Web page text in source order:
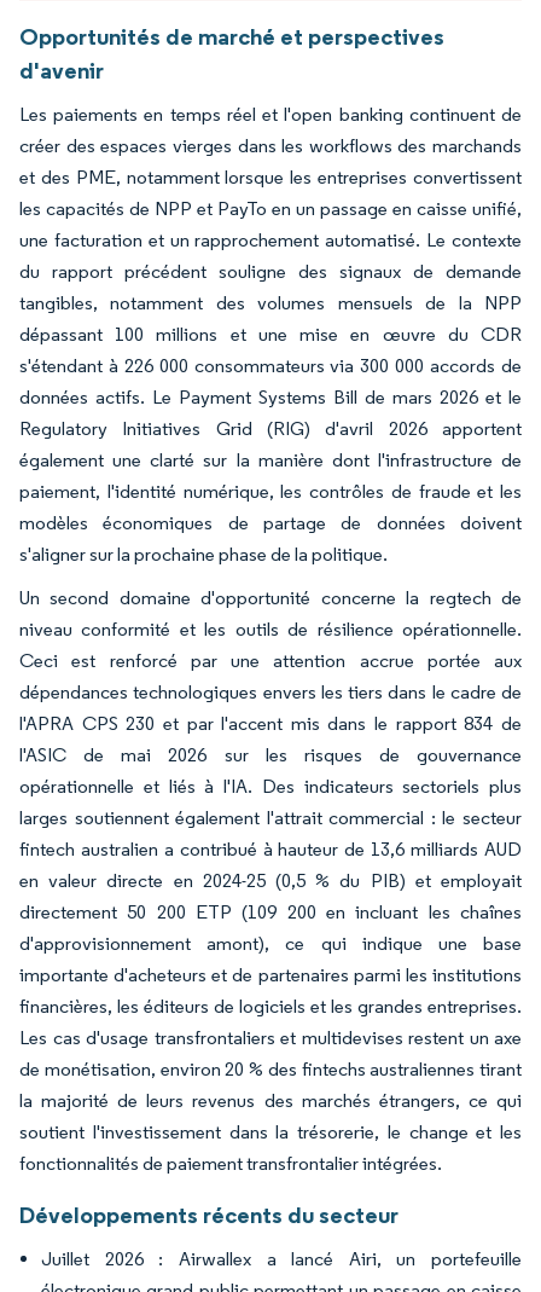
Opportunités de marché et perspectives
d'avenir
Les paiements en temps réel et l'open banking continuent de
créer des espaces vierges dans les workflows des marchands
et des PME, notamment lorsque les entreprises convertissent
les capacités de NPP et PayTo en un passage en caisse unifié,
une facturation et un rapprochement automatisé. Le contexte
du rapport précédent souligne des signaux de demande
tangibles, notamment des volumes mensuels de la NPP
dépassant 100 millions et une mise en œuvre du CDR
s'étendant à 226 000 consommateurs via 300 000 accords de
données actifs. Le Payment Systems Bill de mars 2026 et le
Regulatory Initiatives Grid (RIG) d'avril 2026 apportent
également une clarté sur la manière dont l'infrastructure de
paiement, l'identité numérique, les contrôles de fraude et les
modèles économiques de partage de données doivent
s'aligner sur la prochaine phase de la politique.
Un second domaine d'opportunité concerne la regtech de
niveau conformité et les outils de résilience opérationnelle.
Ceci est renforcé par une attention accrue portée aux
dépendances technologiques envers les tiers dans le cadre de
l'APRA CPS 230 et par l'accent mis dans le rapport 834 de
l'ASIC de mai 2026 sur les risques de gouvernance
opérationnelle et liés à l'IA. Des indicateurs sectoriels plus
larges soutiennent également l'attrait commercial : le secteur
fintech australien a contribué à hauteur de 13,6 milliards AUD
en valeur directe en 2024-25 (0,5 % du PIB) et employait
directement 50 200 ETP (109 200 en incluant les chaînes
d'approvisionnement amont), ce qui indique une base
importante d'acheteurs et de partenaires parmi les institutions
financières, les éditeurs de logiciels et les grandes entreprises.
Les cas d'usage transfrontaliers et multidevises restent un axe
de monétisation, environ 20 % des fintechs australiennes tirant
la majorité de leurs revenus des marchés étrangers, ce qui
soutient l'investissement dans la trésorerie, le change et les
fonctionnalités de paiement transfrontalier intégrées.
Développements récents du secteur
Juillet 2026 : Airwallex a lancé Airi, un portefeuille